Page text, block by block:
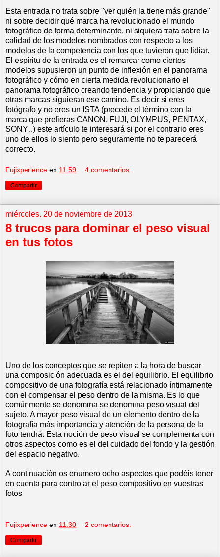
Esta entrada no trata sobre "ver quién la tiene más grande"
ni sobre decidir qué marca ha revolucionado el mundo
fotográfico de forma determinante, ni siquiera trata sobre la
calidad de los modelos nombrados con respecto a los
modelos de la competencia con los que tuvieron que lidiar.
El espíritu de la entrada es el remarcar como ciertos
modelos supusieron un punto de inflexión en el panorama
fotográfico y cómo en cierta medida revolucionario el
panorama fotográfico creando tendencia y propiciando que
otras marcas siguieran ese camino. Es decir si eres
fotógrafo y no eres un ISTA (precede el término con la
marca que prefieras CANON, FUJI, OLYMPUS, PENTAX,
SONY...) este artículo te interesará si por el contrario eres
uno de ellos lo siento pero seguramente no te parecerá
correcto.
Fujixperience en 11:59 4 comentarios:
Compartir
miércoles, 20 de noviembre de 2013
8 trucos para dominar el peso visual
en tus fotos
Uno de los conceptos que se repiten a la hora de buscar
una composición adecuada es el del equilibrio. El equilibrio
compositivo de una fotografía está relacionado íntimamente
con el compensar el peso dentro de la misma. Es lo que
comúnmente se denomina se denomina peso visual del
sujeto. A mayor peso visual de un elemento dentro de la
fotografía más importancia y atención de la persona de la
foto tendrá. Esta noción de peso visual se complementa con
otros aspectos como es el del cuidado del fondo y la gestión
del espacio negativo.
A continuación os enumero ocho aspectos que podéis tener
en cuenta para controlar el peso compositivo en vuestras
fotos
Fujixperience en 11:30 2 comentarios:
Compartir